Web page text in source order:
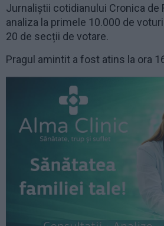
Jurnaliștii cotidianului Cronica de
analiza la primele 10.000 de
20 de secții de votare.
Pragul amintit a fost atins la ora